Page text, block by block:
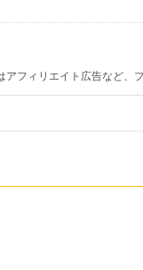
アフィリエイト広告など、